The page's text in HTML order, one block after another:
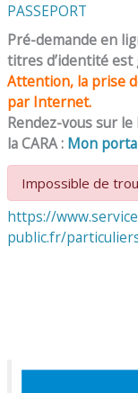
PASSEPORT
Pré-demande en
titres d’identité est
Attention, la prise
par Internet.
Rendez-vous sur
la CARA : Mon
Impossible de
https://
public.fr/